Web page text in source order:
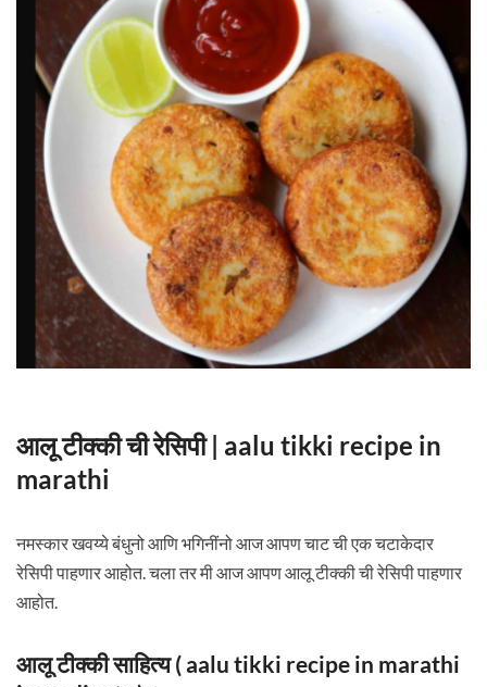
आलू टीक्की ची रेसिपी | aalu tikki recipe in
marathi
नमस्कार खवय्ये बंधुनो आणि भगिनींनो आज आपण चाट ची एक चटाकेदार
रेसिपी पाहणार आहोत. चला तर मी आज आपण आलू टीक्की ची रेसिपी पाहणार
आहोत.
आलू टीक्की साहित्य ( aalu tikki recipe in marathi